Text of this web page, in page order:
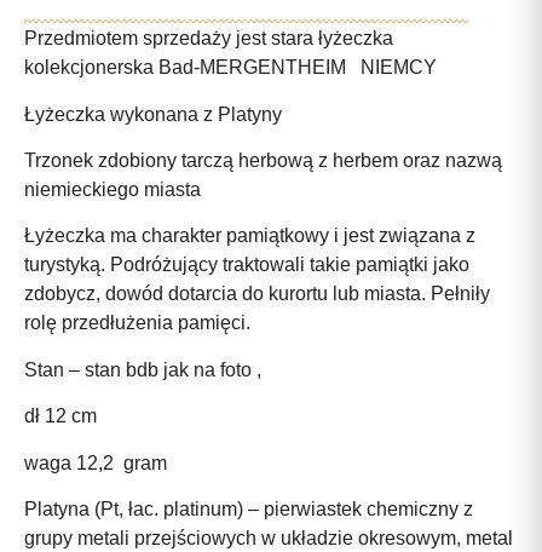
Przedmiotem sprzedaży jest stara łyżeczka
kolekcjonerska Bad-MERGENTHEIM NIEMCY
Łyżeczka wykonana z Platyny
Trzonek zdobiony tarczą herbową z herbem oraz nazwą
niemieckiego miasta
Łyżeczka ma charakter pamiątkowy i jest związana z
turystyką. Podróżujący traktowali takie pamiątki jako
zdobycz, dowód dotarcia do kurortu lub miasta. Pełniły
rolę przedłużenia pamięci.
Stan – stan bdb jak na foto ,
dł 12 cm
waga 12,2 gram
Platyna (Pt, łac. platinum) – pierwiastek chemiczny z
grupy metali przejściowych w układzie okresowym, metal